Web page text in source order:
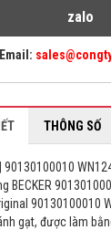
zalo
Email:
THÔNG SỐ
| 90130100010
BECKER
90130100010
gạt, được làm